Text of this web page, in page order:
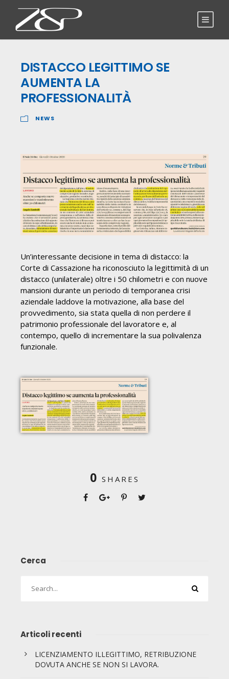
DISTACCO LEGITTIMO SE
AUMENTA LA
PROFESSIONALITÀ
NEWS
Un’interessante decisione in tema di distacco: la
Corte di Cassazione ha riconosciuto la legittimità di un
distacco (unilaterale) oltre i 50 chilometri e con nuove
mansioni durante un periodo di temporanea crisi
aziendale laddove la motivazione, alla base del
provvedimento, sia stata quella di non perdere il
patrimonio professionale del lavoratore e, al
contempo, quello di incrementare la sua polivalenza
funzionale.
0 SHARES
Cerca
Articoli recenti
LICENZIAMENTO ILLEGITTIMO, RETRIBUZIONE
DOVUTA ANCHE SE NON SI LAVORA.